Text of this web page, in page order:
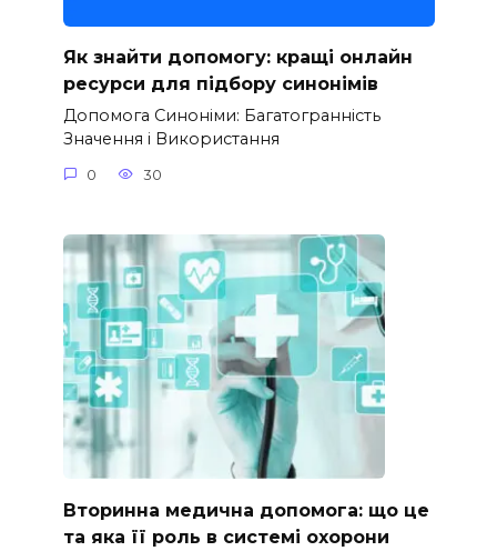
Як знайти допомогу: кращі онлайн
ресурси для підбору синонімів
Допомога Синоніми: Багатогранність
Значення і Використання
0 30
Вторинна медична допомога: що це
та яка її роль в системі охорони